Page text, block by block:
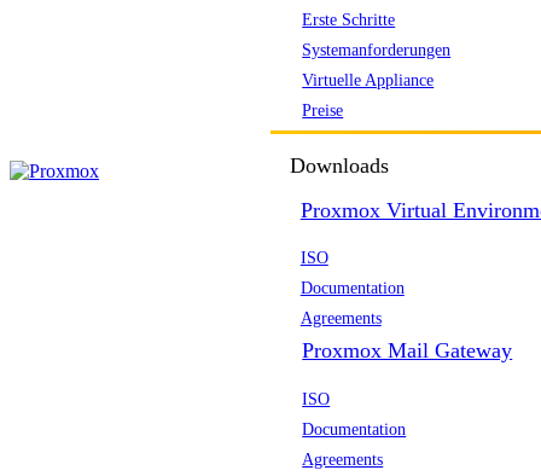
Erste Schritte
Systemanforderungen
Virtuelle Appliance
Preise
Downloads
Proxmox Virtual
ISO
Documentation
Agreements
Proxmox Mail Gateway
ISO
Documentation
Agreements